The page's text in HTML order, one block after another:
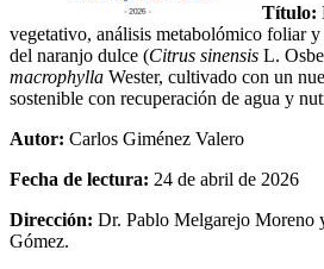
Título:
vegetativo, análisis metabolómico foliar
del naranjo dulce (Citrus sinensis L.
macrophylla Wester, cultivado con un
sostenible con recuperación de agua y
Autor: Carlos Giménez Valero
Fecha de lectura: 24 de abril de 2026
Dirección: Dr. Pablo Melgarejo Moreno
Gómez.